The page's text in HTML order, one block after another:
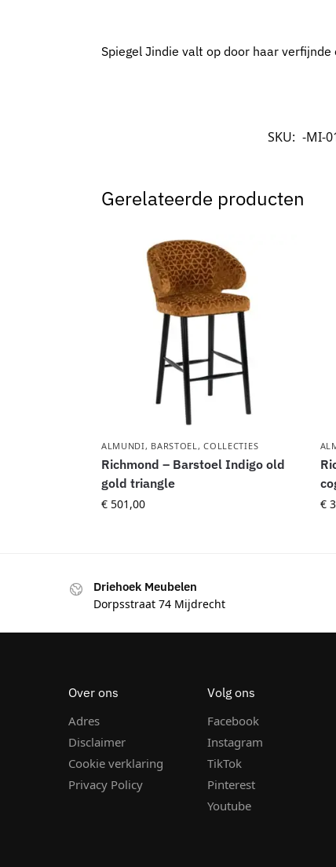
Spiegel Jindie valt op door haar
SKU: -MI-
Gerelateerde producten
ALMUNDI, BARSTOEL ,COLLECTIES
Richmond – Barstoel Indigo old
gold triangle
€501,00 €
Driehoek Meubelen
Dorpsstraat 74 Mijdrecht
Over ons
Adres
Disclaimer
Cookie verklaring
Privacy Policy
Volg ons
Facebook
Instagram
TikTok
Pinterest
Youtube